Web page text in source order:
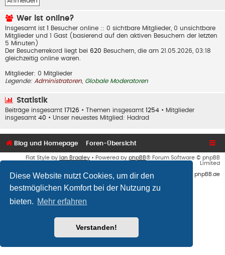
Diese Website nutzt Cookies, um dir den
bestmöglichen Komfort bei der Nutzung zu
bieten. Mehr erfahren
Verstanden!
Wer ist online?
Insgesamt ist 1
Besucher online :: 0 sichtbare Mitglieder, 0 unsichtbare
Mitglieder und 1 Gast (basierend auf den aktiven Besuchern der letzten
5 Minuten)
Der Besucherrekord liegt bei 620 Besuchern, die am 21.05.2026, 03:18
gleichzeitig online waren.
Mitglieder: 0 Mitglieder
Legende: Administratoren Globale Moderatoren
Statistik
Beiträge insgesamt 17126 • Themen insgesamt 1254 • Mitglieder
insgesamt 40 • Unser neuestes Mitglied: Hadrad
Blog und Homepage Foren-Übersicht
Flat Style by Ian Bradley • Powered by phpBB® Forum Software © phpBB
Limited
Deutsche Übersetzung durch phpBB.de